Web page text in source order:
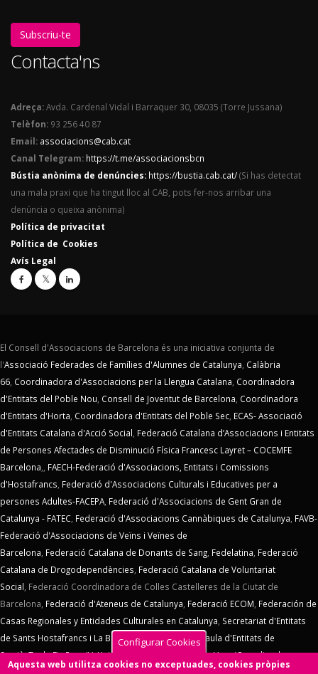
Subscriu-te
Contacta'ns
Adreça:Avda. Cardenal Vidal i Barraquer 30, 08035 (Torre Jussana)
Telèfon: 93 256 40 87
Email: associacions@cab.cat
Canal Telegram: https://t.me/associacionsbcn
Bústia anònima de denúncies: https://bustia.cab.cat/(Si has detectat
una mala praxi que ha tingut lloc al CAB, pots fer-nos arribar una
denúncia o queixa anònima)
Política de privacitat
Política de Cookies
Avís Legal
El Consell d'Associacions de Barcelona és una iniciativa conjunta de
l'Associació Federades de Famílies d'Alumnes de Catalunya Calàbria
66 Coordinadora d'Associacions per la Llengua Catalana Coordinadora
d'Entitats del Poble Nou Consell de Joventut de Barcelona Coordinadora
d'Entitats d'Horta Coordinadora d'Entitats del Poble Sec ECAS- Associació
d'Entitats Catalana d'Acció Social Federació Catalana d’Associacions i Entitats
de Persones Afectades de Disminució Física Francesc Layret – COCEMFE
Barcelona
FAECH-Federació d'Associacions, Entitats i Comissions
d'Hostafrancs Federació d'Associacions Culturals i Educatives per a
persones Adultes-FACEPA Federació d'Associacions de Gent Gran de
Catalunya - FATEC Federació d'Associacions Cannàbiques de Catalunya FAVB-
Federació d'Associacions de Veïns i Veïnes de
Barcelona Federació Catalana de Donants de Sang Fedelatina Federació
Catalana de Drogodependències Federació Catalana de Voluntariat
Social Federació Coordinadora de Colles Castelleres de la Ciutat de
Barcelona, Federació d'Ateneus de Catalunya Federació ECOM Federación de
Casas Regionales y Entidades Culturales en Catalunya Secretariat d'Entitats
de Sants Hostafrancs i La Bordeta, SOS Racisme
Taula d'Entitats de
Sarrià,Taula Eix Pere IV,Unió d'Entitats de La Marina,Vern (Coordinadora
Configurar Cookies
Aquesta web utilitza cookies no exceptuades, cookies pròpies